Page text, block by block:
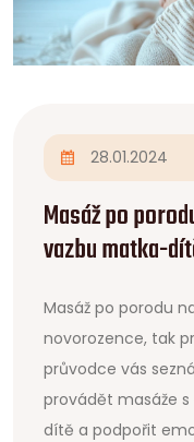
28.01.2024
Masáž po
vazbu matka-
Masáž po porodu
novorozence, tak
průvodce vás
provádět masáže
dítě a podpořit